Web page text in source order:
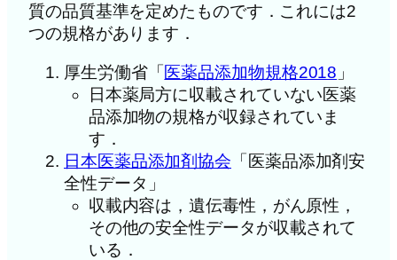
質の品質基準を定めたものです．これには2
つの規格があります．
厚生労働省「医薬品添加物規格2018 」
日本薬局方に収載されていない医薬
品添加物の規格が収録されていま
す．
日本医薬品添加剤協会 「医薬品添加剤安
全性データ」
収載内容は，遺伝毒性，がん原性，
その他の安全性データが収載されて
いる．